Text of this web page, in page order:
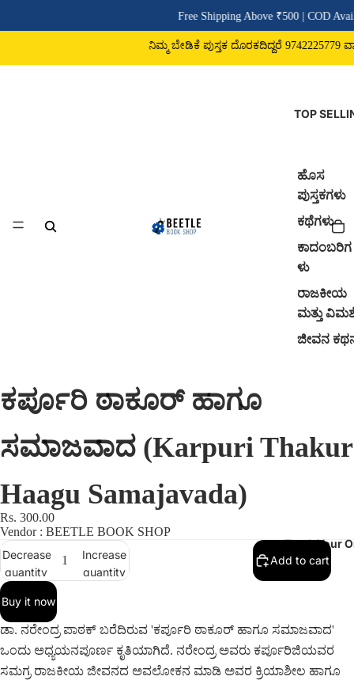
Free Shipping Above ₹500 | COD
ನಿಮ್ಮ ಬೇಡಿಕೆ ಪುಸ್ತಕ ದೊರಕದಿದ್ದರೆ 9742225779
TOP
ಹೊಸ
ಪುಸ್ತಕಗಳು
ಕಥೆಗಳು
ಕಾದಂಬರಿಗ
ಳು
ರಾಜಕೀಯ
ಮತ್ತು
ಜೀವನ
Track Your
ಕರ್ಪೂರಿ ಠಾಕೂರ್ ಹಾಗೂ
ಸಮಾಜವಾದ (Karpuri Thakur
Haagu Samajavada)
Rs. 300.00
Vendor : BEETLE BOOK SHOP
Decrease
quantity
Increase
quantity
Add to cart
Buy it now
ಡಾ. ನರೇಂದ್ರ ಪಾಠಕ್ ಬರೆದಿರುವ 'ಕರ್ಪೂರಿ ಠಾಕೂರ್ ಹಾಗೂ ಸಮಾಜವಾದ'
ಒಂದು ಅಧ್ಯಯನಪೂರ್ಣ ಕೃತಿಯಾಗಿದೆ. ನರೇಂದ್ರ ಅವರು ಕರ್ಪೂರಿಜಿಯವರ
ಸಮಗ್ರ ರಾಜಕೀಯ ಜೀವನದ ಅವಲೋಕನ ಮಾಡಿ ಅವರ ಕ್ರಿಯಾಶೀಲ ಹಾಗೂ